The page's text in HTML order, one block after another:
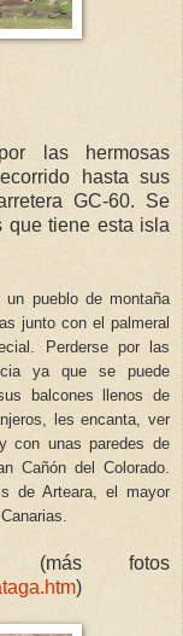
las hermosas
hasta sus
GC-60. Se
que tiene esta isla
pueblo de montaña
junto con el palmeral
Perderse por las
ya que se puede
balcones llenos de
les encanta, ver
con unas paredes de
Cañón del Colorado.
de Arteara, el mayor
(más fotos
)